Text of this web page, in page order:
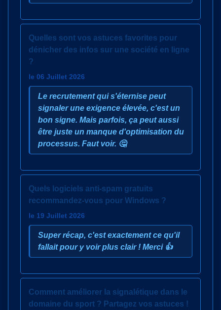
Quelles sont vos astuces favorites pour
dénicher des infos sur une société en ligne
?
le 06 Juillet 2026
Le recrutement qui s'éternise peut
signaler une exigence élevée, c'est un
bon signe. Mais parfois, ça peut aussi
être juste un manque d'optimisation du
processus. Faut voir. 🤔
Quels logiciels anti-spam gratuits
recommandez-vous pour Windows ?
le 19 Juillet 2026
Super récap, c'est exactement ce qu'il
fallait pour y voir plus clair ! Merci 👍
Comment améliorer la signalétique dans le
domaine du sport ? Partagez vos astuces !